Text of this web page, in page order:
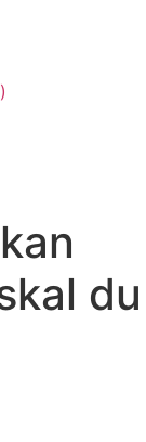
du